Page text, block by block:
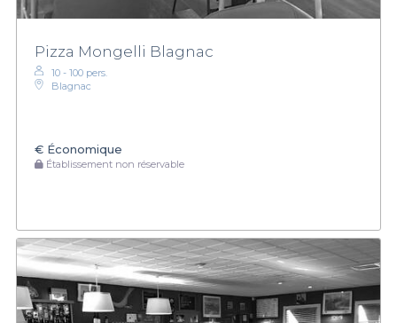
Pizza Mongelli Blagnac
10 - 100 pers.
Blagnac
€ Économique
Établissement non réservable